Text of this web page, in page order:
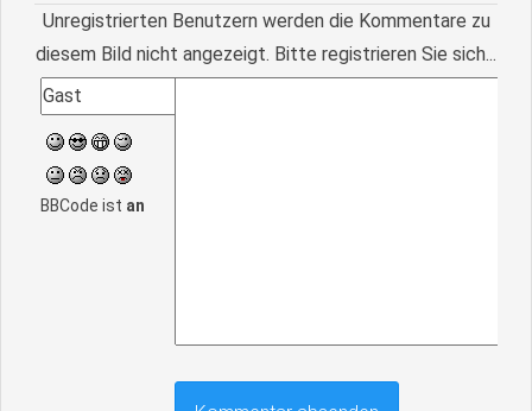
Unregistrierten Benutzern werden die Kommentare zu
diesem Bild nicht angezeigt. Bitte registrieren Sie sich...
BBCode ist an